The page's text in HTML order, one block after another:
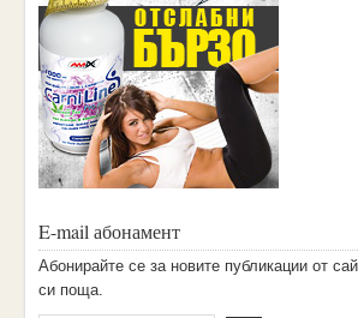
E-mail абонамент
Aбoниpaйтe ce зa нoвитe пyбликaции oт
cи пoщa.